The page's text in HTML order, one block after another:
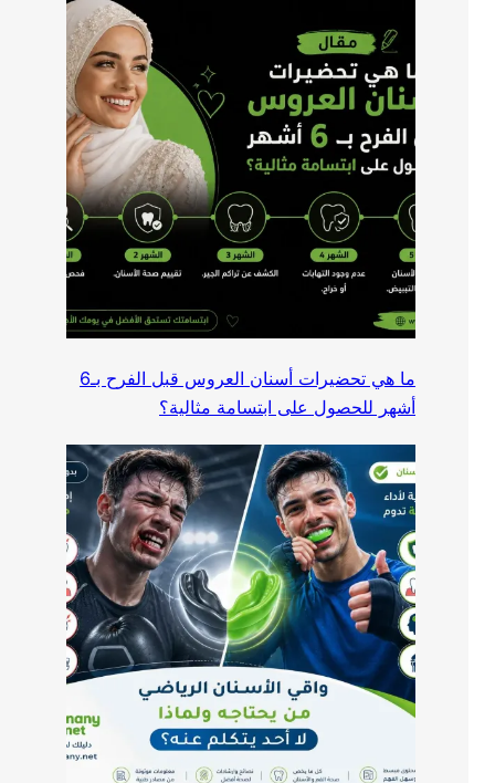
ما هي تحضيرات أسنان العروس قبل الفرح بـ6
أشهر للحصول على ابتسامة مثالية؟